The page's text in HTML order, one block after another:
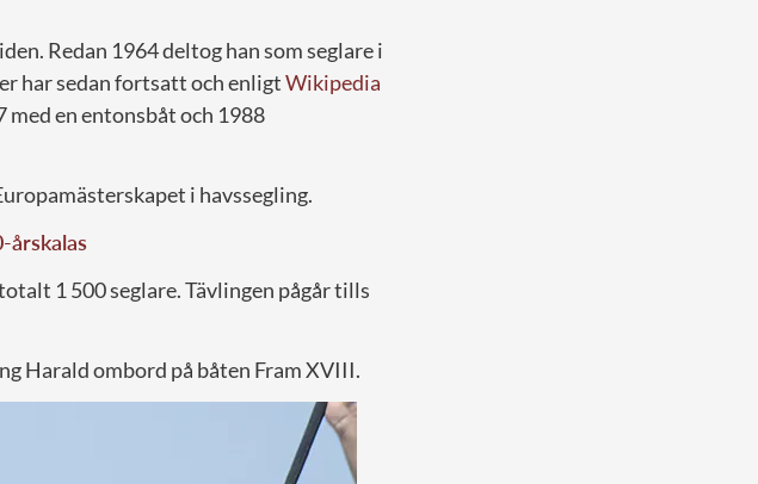
Redan 1964 deltog han som seglare i
har sedan fortsatt och enligtWikipedia
med en entonsbåt och 1988
i havssegling.
årskalas
1 500 seglare. Tävlingen pågår tills
Harald ombord på båten Fram XVIII.